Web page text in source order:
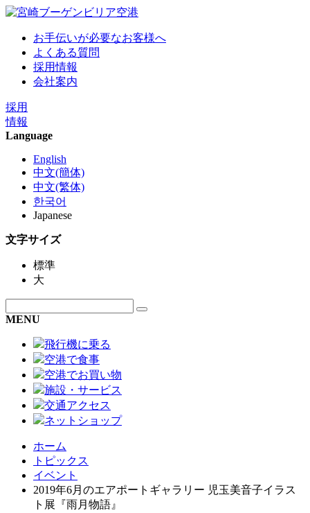
お手伝いが必要なお客様へ
よくある質問
採用情報
会社案内
採用
情報
Language
English
中文(簡体)
中文(繁体)
한국어
Japanese
文字サイズ
標準
大
MENU
飛行機に乗る
空港で食事
空港でお買い物
施設・サービス
交通アクセス
ネットショップ
ホーム
トピックス
イベント
2019年6月のエアポートギャラリー 児玉美音子イラス
ト展『雨月物語』